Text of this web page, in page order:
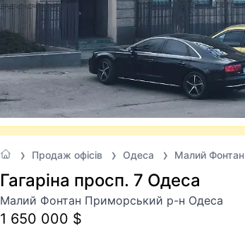
Продаж офісів Одеса Малий Фонтан
Гагаріна просп. 7 Одеса
Малий Фонтан Приморський р-н Одеса
1 650 000 $